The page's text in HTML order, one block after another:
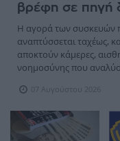
βρέφη σε πηγή
Η αγορά των συσκευών
αναπτύσσεται ταχέως,
αποκτούν κάμερες,
νοημοσύνης που
07 Αυγούστου 2026